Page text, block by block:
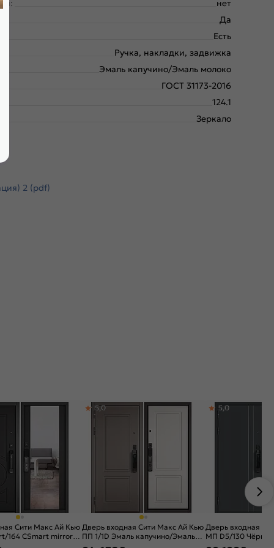
нет
Да
Есть
Ручка, накладки, задвижка
Эмаль капучино/Эмаль молоко
ГОСТ 31173-2016
124.1
Зеркало
2 (pdf)
Сити Макс Ай Кью
164 СSmart mirror
Графит софт, 2 замка
Дверь входная Сити Макс Ай Кью
ПП 1/1D Эмаль капучино/Эмаль
белоснежная, 2 замка
5,0
Дверь входная
МП D5/130
металлик/Бетон
5,0